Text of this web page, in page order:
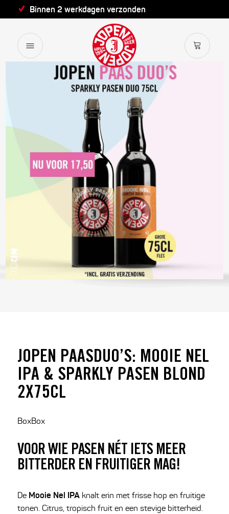
Binnen 2 werkdagen verzonden
JOPEN PAASDUO’S: MOOIE NEL
IPA & SPARKLY PASEN BLOND
2X75CL
BoxBox
VOOR WIE PASEN NÉT IETS MEER
BITTERDER EN FRUITIGER MAG!
De Mooie Nel IPAknalt erin met frisse hop en fruitige
tonen. Citrus, tropisch fruit en een stevige bitterheid.